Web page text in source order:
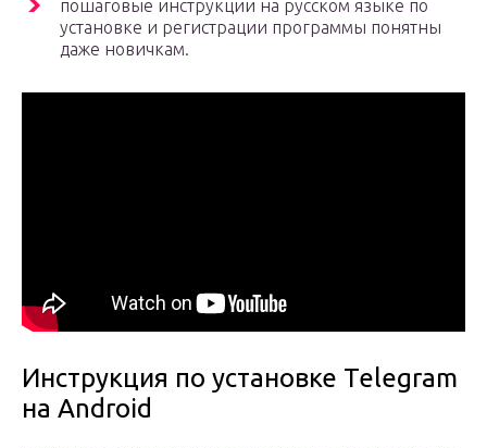
пошаговые инструкции на русском языке по
установке и регистрации программы понятны
даже новичкам.
Инструкция по установке Telegram
на Android